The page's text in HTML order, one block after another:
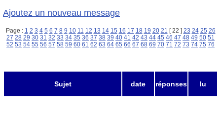
Ajoutez un nouveau message
Page : 1 2 3 4 5 6 7 8 9 10 11 12 13 14 15 16 17 18 19 20 21 [ 22 ] 23 24 25 26
27 28 29 30 31 32 33 34 35 36 37 38 39 40 41 42 43 44 45 46 47 48 49 50 51
52 53 54 55 56 57 58 59 60 61 62 63 64 65 66 67 68 69 70 71 72 73 74 75 76
Sujet date réponses lu